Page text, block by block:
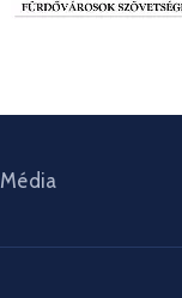
Média